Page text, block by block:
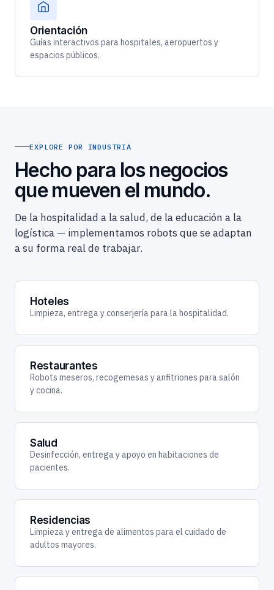
Orientación
Guías interactivos para hospitales, aeropuertos y
espacios públicos.
EXPLORE POR INDUSTRIA
Hecho para los negocios
que mueven el mundo.
De la hospitalidad a la salud, de la educación a la
logística — implementamos robots que se adaptan
a su forma real de trabajar.
Hoteles
Limpieza, entrega y conserjería para la hospitalidad.
Restaurantes
Robots meseros, recogemesas y anfitriones para salón
y cocina.
Salud
Desinfección, entrega y apoyo en habitaciones de
pacientes.
Residencias
Limpieza y entrega de alimentos para el cuidado de
adultos mayores.